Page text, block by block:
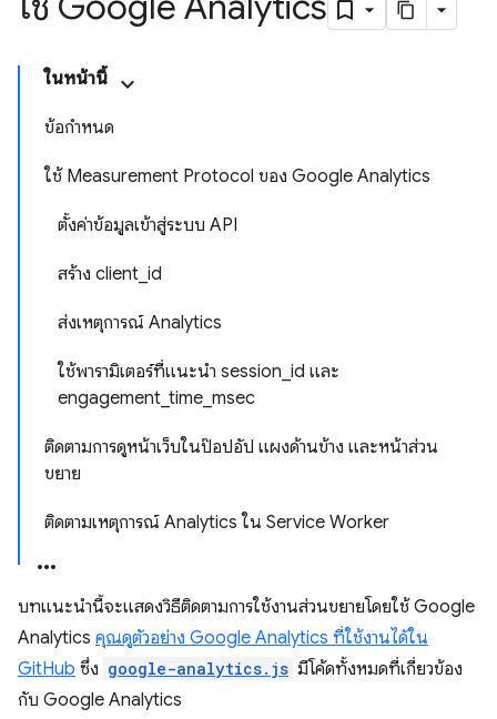
ในหน้านี้
ข้อกำหนด
ใช้ Measurement Protocol ของ Google Analytics
ตั้งค่าข้อมูลเข้าสู่ระบบ API
สร้าง client_id
ส่งเหตุการณ์ Analytics
ใช้พารามิเตอร์ที่แนะนำ session_id และ
engagement_time_msec
ติดตามการดูหน้าเว็บในป๊อปอัป แผงด้านข้าง และหน้าส่วน
ขยาย
ติดตามเหตุการณ์ Analytics ใน Service Worker
บทแนะนำนี้จะแสดงวิธีติดตามการใช้งานส่วนขยายโดยใช้ Google
Analytics คุณดูตัวอย่าง Google Analytics ที่ใช้งานได้ใน
GitHub ซึ่ง google-analytics.js มีโค้ดทั้งหมดที่เกี่ยวข้อง
กับ Google Analytics